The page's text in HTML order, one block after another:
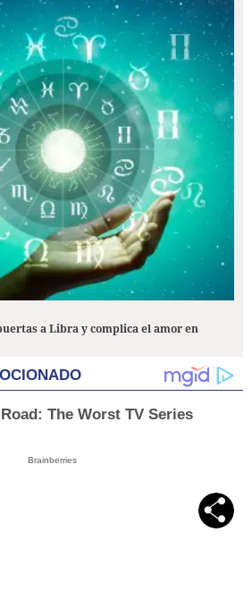
a Libra y complica el amor en
The Worst TV Series
Brainberries